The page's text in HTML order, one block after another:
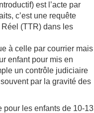
est l’acte par
c’est une requête
Réel (TTR) dans les
à celle par courrier mais
enfant pour mis en
un contrôle judiciaire
par la gravité des
pour les enfants de 10-13